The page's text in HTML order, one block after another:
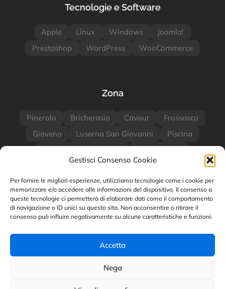
Gestisci Consenso Cookie
Per fornire le migliori esperienze, utilizziamo tecnologie come i cookie per
memorizzare e/o accedere alle informazioni del dispositivo. Il consenso a
queste tecnologie ci permetterà di elaborare dati come il comportamento
di navigazione o ID unici su questo sito. Non acconsentire o ritirare il
consenso può influire negativamente su alcune caratteristiche e funzioni.
Accetta
Nega
Tecnologie e Software
Apple Linux Windows
Joomla!
Prestashop
WordPress WooCommerce
Zona
Pinerolo Bricherasio Cavour
Frossasco
Giaveno
Luserna San Giovanni
Piscina
Villar Perosa
Torino Milano
Categorie Blog
SEO